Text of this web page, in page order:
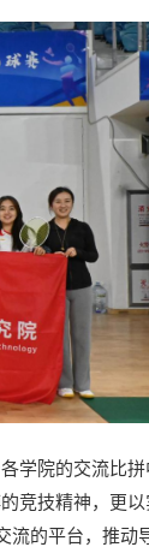
学院的交流比
竞技精神，更
流的平台，推动